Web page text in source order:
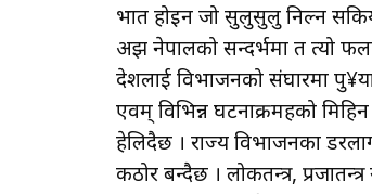
भात होइन जो सुलुसुलु निल्न
अझ नेपालको सन्दर्भमा त त्यो
देशलाई विभाजनको संघारमा
एवम् विभिन्न घटनाक्रमहरूको
हेलिदैछ । राज्य विभाजनका
कठोर बन्दैछ । लोकतन्त्र,